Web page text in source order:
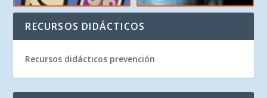
RECURSOS DIDÁCTICOS
Recursos didácticos prevención